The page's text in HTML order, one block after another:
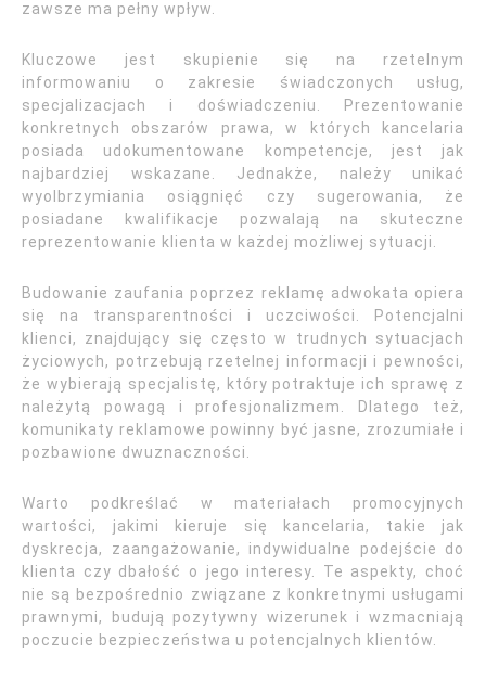
zawsze ma pełny wpływ.
Kluczowe jest skupienie się na rzetelnym
informowaniu o zakresie świadczonych usług,
specjalizacjach i doświadczeniu. Prezentowanie
konkretnych obszarów prawa, w których kancelaria
posiada udokumentowane kompetencje, jest jak
najbardziej wskazane. Jednakże, należy unikać
wyolbrzymiania osiągnięć czy sugerowania, że
posiadane kwalifikacje pozwalają na skuteczne
reprezentowanie klienta w każdej możliwej sytuacji.
Budowanie zaufania poprzez reklamę adwokata opiera
się na transparentności i uczciwości. Potencjalni
klienci, znajdujący się często w trudnych sytuacjach
życiowych, potrzebują rzetelnej informacji i pewności,
że wybierają specjalistę, który potraktuje ich sprawę z
należytą powagą i profesjonalizmem. Dlatego też,
komunikaty reklamowe powinny być jasne, zrozumiałe i
pozbawione dwuznaczności.
Warto podkreślać w materiałach promocyjnych
wartości, jakimi kieruje się kancelaria, takie jak
dyskrecja, zaangażowanie, indywidualne podejście do
klienta czy dbałość o jego interesy. Te aspekty, choć
nie są bezpośrednio związane z konkretnymi usługami
prawnymi, budują pozytywny wizerunek i wzmacniają
poczucie bezpieczeństwa u potencjalnych klientów.